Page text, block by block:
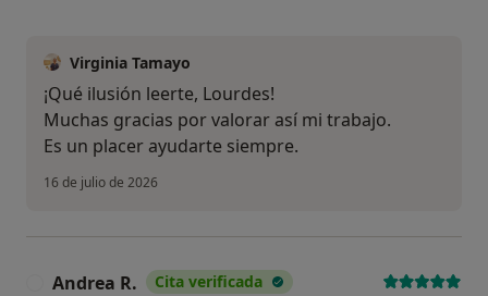
Virginia Tamayo
¡Qué ilusión leerte, Lourdes!
Muchas gracias por valorar así mi trabajo.
Es un placer ayudarte siempre.
16 de julio de 2026
Andrea R. Cita verificada